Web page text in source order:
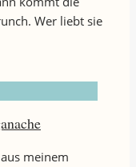
Wer liebt sie
meinem